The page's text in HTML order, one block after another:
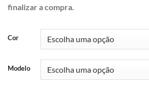
finalizar a compra.
Cor
Modelo